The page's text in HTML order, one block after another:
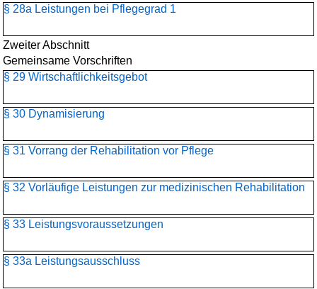
§ 28a Leistungen bei Pflegegrad 1
Zweiter Abschnitt
Gemeinsame Vorschriften
§ 29 Wirtschaftlichkeitsgebot
§ 30 Dynamisierung
§ 31 Vorrang der Rehabilitation vor Pflege
§ 32 Vorläufige Leistungen zur medizinischen Rehabilitation
§ 33 Leistungsvoraussetzungen
§ 33a Leistungsausschluss